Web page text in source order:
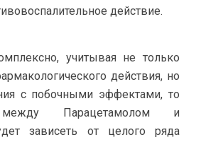
действие.
учитывая не только
действия, но
с побочными эффектами, то
между Парацетамолом и
зависеть от целого ряда